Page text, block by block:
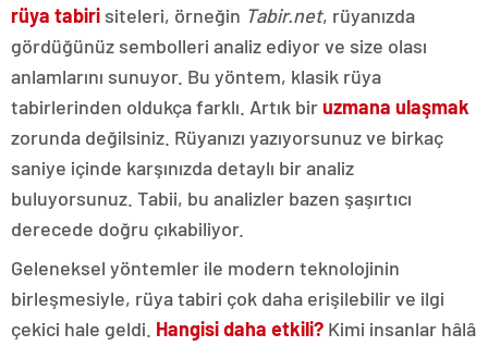
rüya tabiri siteleri, örneğin Tabir.net, rüyanızda
gördüğünüz sembolleri analiz ediyor ve size olası
anlamlarını sunuyor. Bu yöntem, klasik rüya
tabirlerinden oldukça farklı. Artık biruzmana ulaşmak
zorunda değilsiniz. Rüyanızı yazıyorsunuz ve birkaç
saniye içinde karşınızda detaylı bir analiz
buluyorsunuz. Tabii, bu analizler bazen şaşırtıcı
derecede doğru çıkabiliyor.
Geleneksel yöntemler ile modern teknolojinin
birleşmesiyle, rüya tabiri çok daha erişilebilir ve ilgi
çekici hale geldi. Hangisi daha etkili? Kimi insanlar hâlâ